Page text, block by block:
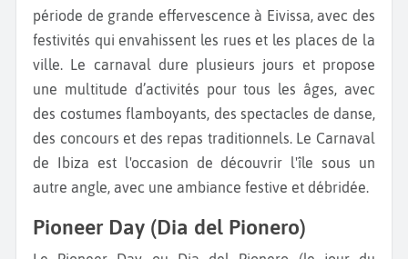
période de grande effervescence à Eivissa, avec des
festivités qui envahissent les rues et les places de la
ville. Le carnaval dure plusieurs jours et propose
une multitude d’activités pour tous les âges, avec
des costumes flamboyants, des spectacles de danse,
des concours et des repas traditionnels. Le Carnaval
de Ibiza est l'occasion de découvrir l'île sous un
autre angle, avec une ambiance festive et débridée.
Pioneer Day (Dia del Pionero)